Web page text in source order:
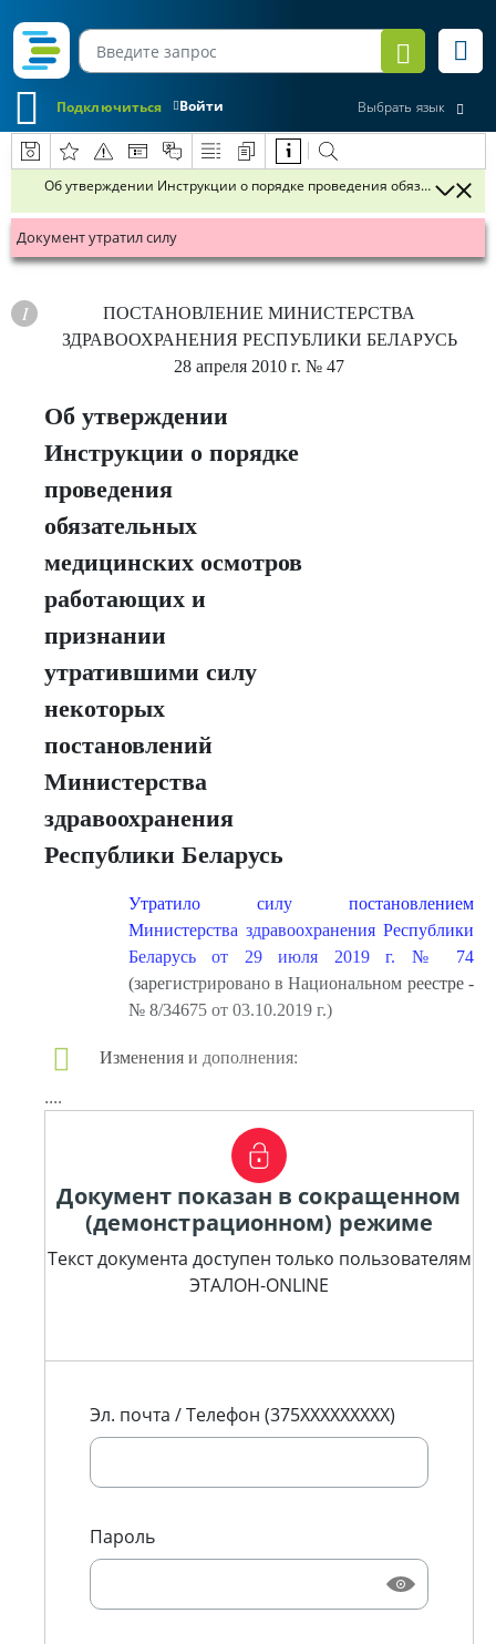
Войти
Подключиться Выбрать язык
Об утверждении Инструкции о порядке проведения
Документ утратил силу
ПОСТАНОВЛЕНИЕ МИНИСТЕРСТВА
ЗДРАВООХРАНЕНИЯ РЕСПУБЛИКИ БЕЛАРУСЬ
28 апреля 2010 г. № 47
Об утверждении
Инструкции о порядке
проведения
обязательных
медицинских осмотров
работающих и
признании
утратившими силу
некоторых
постановлений
Министерства
здравоохранения
Республики Беларусь
Утратило силу постановлением
Министерства здравоохранения Республики
Беларусь от 29 июля 2019 г. № 74
(зарегистрировано в Национальном реестре -
№ 8/34675 от 03.10.2019 г.)
Изменения и дополнения:
....
Документ показан в сокращенном
(демонстрационном) режиме
Текст документа доступен только пользователям
ЭТАЛОН-ONLINE
Эл. почта / Телефон (375XXXXXXXXX)
Пароль